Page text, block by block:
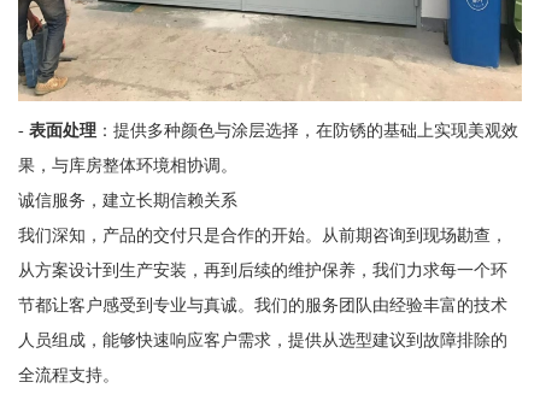
- 表面处理：提供多种颜色与涂层选择，在防锈的基础上实现美观效
果，与库房整体环境相协调。
诚信服务，建立长期信赖关系
我们深知，产品的交付只是合作的开始。从前期咨询到现场勘查，
从方案设计到生产安装，再到后续的维护保养，我们力求每一个环
节都让客户感受到专业与真诚。我们的服务团队由经验丰富的技术
人员组成，能够快速响应客户需求，提供从选型建议到故障排除的
全流程支持。